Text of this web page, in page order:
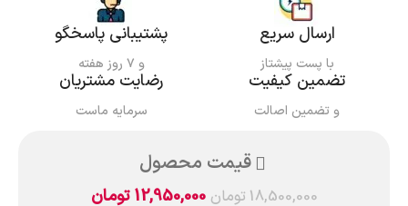
ارسال سریع
با پست پیشتاز
پشتیبانی پاسخگو
و ۷ روز هفته
تضمین کیفیت
و تضمین اصالت
رضایت مشتریان
سرمایه ماست
قیمت محصول
18,500,000 تومان 12,950,000 تومان